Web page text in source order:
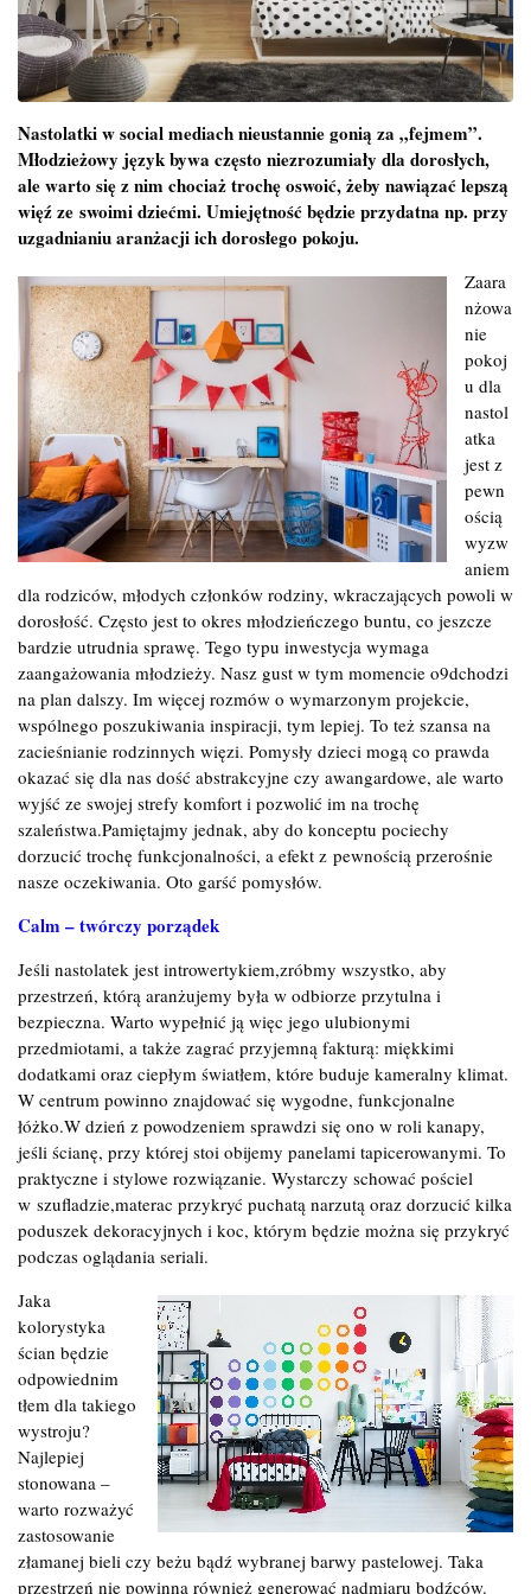
Nastolatkiw social mediachnieustannie gonią za „fejmem”.
Młodzieżowy język bywa często niezrozumiały dla dorosłych,
ale warto się z nim chociaż trochę oswoić, żeby nawiązać lepszą
więź ze swoimi dziećmi. Umiejętność będzie przydatna np. przy
uzgadnianiu aranżacji ich dorosłego pokoju.
Zaara
nżowa
nie
pokoj
u dla
nastol
atka
jest z
pewn
ością
wyzw
aniem
dla rodziców, młodych członków rodziny, wkraczających powoli w
dorosłość. Często jest to okres młodzieńczego buntu, co jeszcze
bardzie utrudnia sprawę. Tego typu inwestycja wymaga
zaangażowania młodzieży. Nasz gust w tym momencie o9dchodzi
na plan dalszy. Im więcej rozmów o wymarzonym projekcie,
wspólnego poszukiwania inspiracji, tym lepiej. To też szansa na
zacieśnianie rodzinnych więzi. Pomysły dzieci mogą co prawda
okazać się dla nas dość abstrakcyjne czy awangardowe, ale warto
wyjść ze swojej strefy komfort i pozwolić im na trochę
szaleństwa.Pamiętajmy jednak, aby do konceptu pociechy
dorzucić trochę funkcjonalności, a efekt z pewnością przerośnie
nasze oczekiwania. Oto garść pomysłów.
Calm – twórczy porządek
Jeśli nastolatek jest introwertykiem,zróbmy wszystko, aby
przestrzeń, którą aranżujemy była w odbiorze przytulna i
bezpieczna. Warto wypełnić ją więc jego ulubionymi
przedmiotami, a także zagrać przyjemną fakturą: miękkimi
dodatkami oraz ciepłym światłem, które buduje kameralny klimat.
W centrum powinno znajdować się wygodne, funkcjonalne
łóżko.W dzień z powodzeniem sprawdzi się ono w roli kanapy,
jeśli ścianę, przy której stoi obijemy panelami tapicerowanymi. To
praktyczne i stylowe rozwiązanie. Wystarczy schować pościel
w szufladzie,materac przykryć puchatą narzutą oraz dorzucić kilka
poduszek dekoracyjnych i koc, którym będzie można się przykryć
podczas oglądania seriali.
Jaka
kolorystyka
ścian będzie
odpowiednim
tłem dla takiego
wystroju?
Najlepiej
stonowana –
warto rozważyć
zastosowanie
złamanej bieli czy beżu bądź wybranej barwy pastelowej. Taka
przestrzeń nie powinna również generować nadmiaru bodźców.